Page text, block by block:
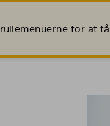
for at